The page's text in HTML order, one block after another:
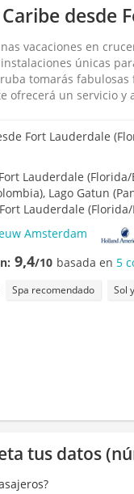
desde
vacaciones en
únicas
tomarás
ofrecerá un servicio
Fort Lauderdale
Fort Lauderdale (Florida/
Lago Gatun
Lauderdale
Amsterdam
9,4/10 basada en 5
Spa recomendado Sol
tus datos